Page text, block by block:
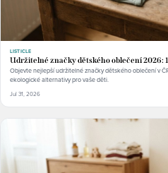
LISTICLE
Udržitelné značky dětského oblečení 2026:
Objevte nejlepší udržitelné značky dětského oblečení v
ekologické alternativy pro vaše děti.
Jul 31, 2026